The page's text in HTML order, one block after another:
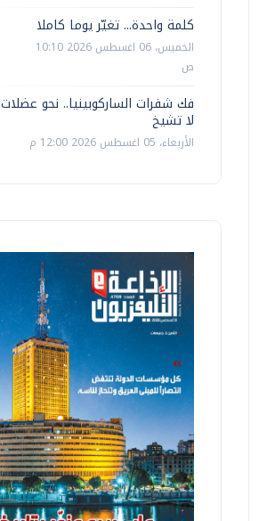
كلمة واحدة... تغيّر يوما كاملا
الخميس، 06 اغسطس 2026 10:10
ص
فك شفرات الساركوبينيا.. نحو عضلات
لا تشيخ
الأربعاء، 05 اغسطس 2026 12:00 م